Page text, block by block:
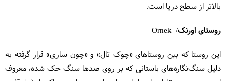
بالاتر از سطح دریا است.
روستای اورنک/ Ornek
این روستا که بین روستاهای «چوک تال» و «چون ساری» قرار گرفته به
دلیل سنگ‌نگاره‌های باستانی که بر روی صدها سنگ حک شده، معروف